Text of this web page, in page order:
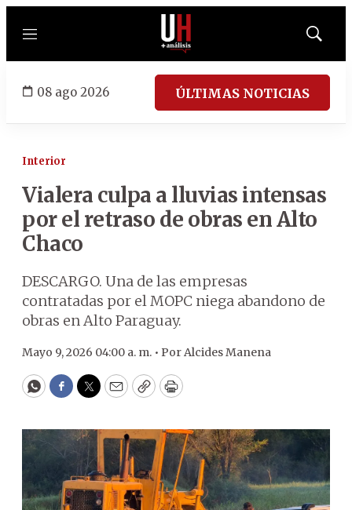
Menú
Mostrar
08 ago 2026 ÚLTIMAS NOTICIAS
Interior
Vialera culpa a lluvias intensas
por el retraso de obras en Alto
Chaco
DESCARGO. Una de las empresas
contratadas por el MOPC niega abandono de
obras en Alto Paraguay.
Mayo 9, 2026 04:00 a. m. • PorAlcides Manena
WhatsApp
Facebook
Twitter
EmailCopyPrint